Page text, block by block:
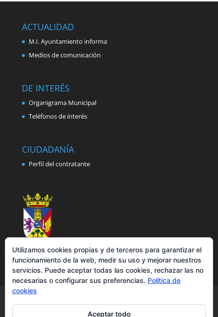
ACTUALIDAD
M.I. Ayuntamiento informa
Medios de comunicación
DE INTERÉS
Organigrama Municipal
Teléfonos de interés
CIUDADANÍA
Perfil del contratante
Política de cookies
Accesibilidad
Utilizamos cookies propias y de terceros para garantizar el
funcionamiento de la web, medir su uso y mejorar nuestros
servicios. Puede aceptar todas las cookies, rechazar las no
necesarias o configurar sus preferencias. Política de
cookies
Aceptar todo